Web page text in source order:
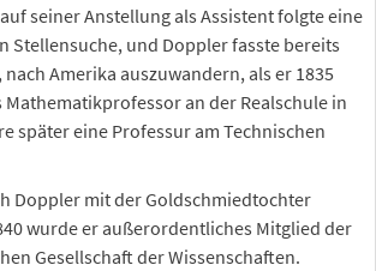
seiner Anstellung als Assistent folgte eine
Stellensuche, und Doppler fasste bereits
Amerika auszuwandern, als er 1835
Mathematikprofessor an der Realschule in
später eine Professur am Technischen
Doppler mit der Goldschmiedtochter
wurde er außerordentliches Mitglied der
Gesellschaft der Wissenschaften.